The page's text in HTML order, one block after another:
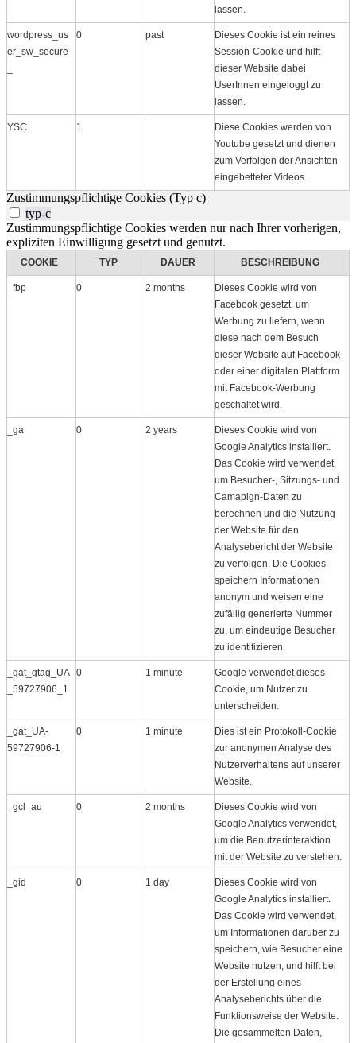
lassen.
wordpress_us
er_sw_secure
0 past
Dieses Cookie ist ein reines
Session-Cookie und hilft
dieser Website dabei
UserInnen eingeloggt zu
lassen.
YSC 1
Diese Cookies werden von
Youtube gesetzt und dienen
zum Verfolgen der Ansichten
eingebetteter Videos.
Zustimmungspflichtige Cookies (Typ c)
typ-c
Zustimmungspflichtige Cookies werden nur nach Ihrer vorherigen,
expliziten Einwilligung gesetzt und genutzt.
COOKIE TYP DAUER BESCHREIBUNG
_fbp 0 2 months
Dieses Cookie wird von
Facebook gesetzt, um
Werbung zu liefern, wenn
diese nach dem Besuch
dieser Website auf Facebook
oder einer digitalen Plattform
mit Facebook-Werbung
geschaltet wird.
_ga 0 2 years
Dieses Cookie wird von
Google Analytics installiert.
Das Cookie wird verwendet,
um Besucher-, Sitzungs- und
Camapign-Daten zu
berechnen und die Nutzung
der Website für den
Analysebericht der Website
zu verfolgen. Die Cookies
speichern Informationen
anonym und weisen eine
zufällig generierte Nummer
zu, um eindeutige Besucher
zu identifizieren.
_gat_gtag_UA
_59727906_1
0 1 minute
Google verwendet dieses
Cookie, um Nutzer zu
unterscheiden.
_gat_UA-
59727906-1
0 1 minute
Dies ist ein Protokoll​-Cookie
zur anonymen Analyse des
Nutzerverhaltens auf unserer
Website.
_gcl_au 0 2 months
Dieses Cookie wird von
Google Analytics verwendet,
um die Benutzerinteraktion
mit der Website zu verstehen.
_gid 0 1 day
Dieses Cookie wird von
Google Analytics installiert.
Das Cookie wird verwendet,
um Informationen darüber zu
speichern, wie Besucher eine
Website nutzen, und hilft bei
der Erstellung eines
Analyseberichts über die
Funktionsweise der Website.
Die gesammelten Daten,